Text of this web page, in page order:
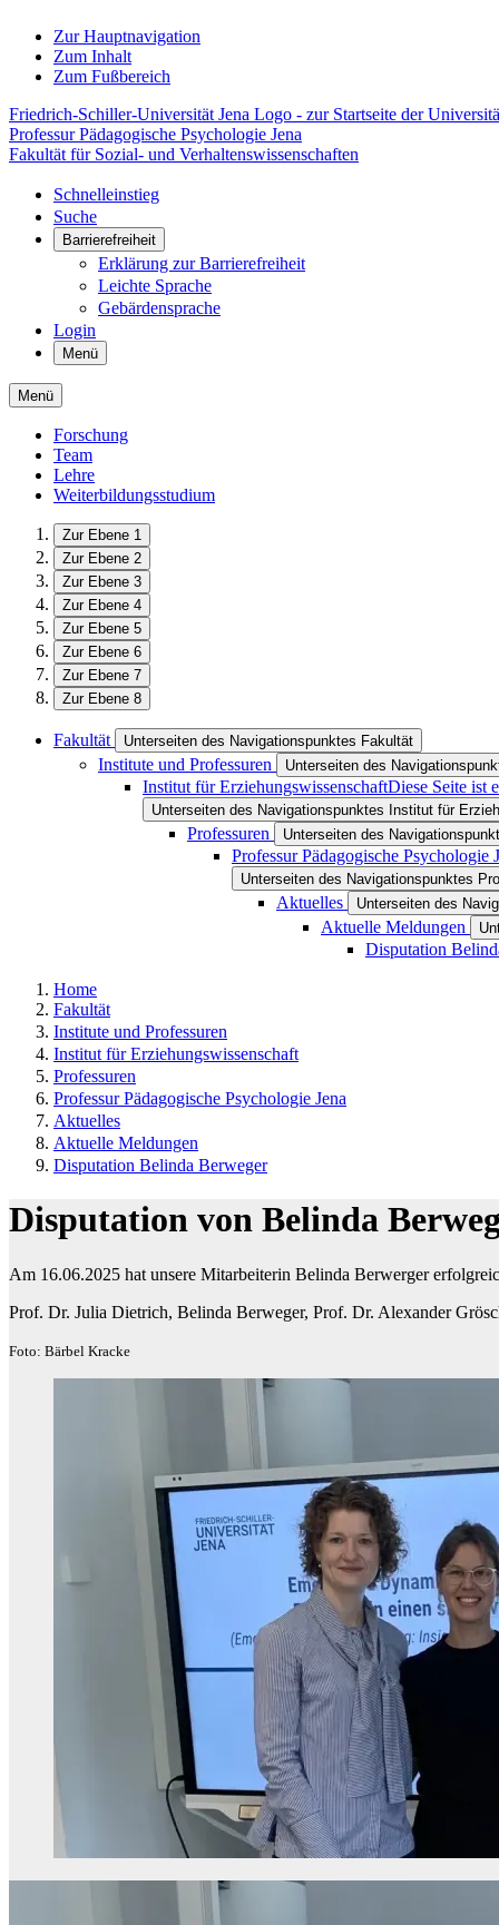
Zur Hauptnavigation
Zum Inhalt
Zum Fußbereich
Friedrich-Schiller-Universität Jena Logo - zur Startseite der
Professur Pädagogische Psychologie Jena
Fakultät für Sozial- und Verhaltenswissenschaften
Schnelleinstieg
Suche
Barrierefreiheit
Erklärung zur Barrierefreiheit
Leichte Sprache
Gebärdensprache
Login
Menü
Menü
Forschung
Team
Lehre
Weiterbildungsstudium
Zur Ebene 1
Zur Ebene 2
Zur Ebene 3
Zur Ebene 4
Zur Ebene 5
Zur Ebene 6
Zur Ebene 7
Zur Ebene 8
Fakultät Unterseiten des Navigationspunktes Fakultät
Institute und Professuren Unterseiten des
Institut für ErziehungswissenschaftDiese Seite ist
Unterseiten des Navigationspunktes Institut für
Professuren Unterseiten des
Professur Pädagogische Psychologie
Unterseiten des Navigationspunktes
Aktuelles Unterseiten des
Aktuelle Meldungen
Disputation
Home
Fakultät
Institute und Professuren
Institut für Erziehungswissenschaft
Professuren
Professur Pädagogische Psychologie Jena
Aktuelles
Aktuelle Meldungen
Disputation Belinda Berweger
Disputation von Belinda
Am 16.06.2025 hat unsere Mitarbeiterin Belinda Berwerger
Prof. Dr. Julia Dietrich, Belinda Berweger, Prof. Dr. Alexander
Foto: Bärbel Kracke